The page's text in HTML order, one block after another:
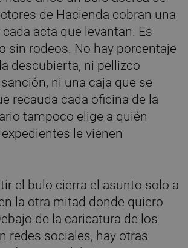
de Hacienda cobran una
acta que levantan. Es
sin rodeos. No hay porcentaje
descubierta, ni pellizco
ni una caja que se
recauda cada oficina de la
tampoco elige a quién
le vienen
el bulo cierra el asunto solo a
la otra mitad donde quiero
de la caricatura de los
redes sociales, hay otras